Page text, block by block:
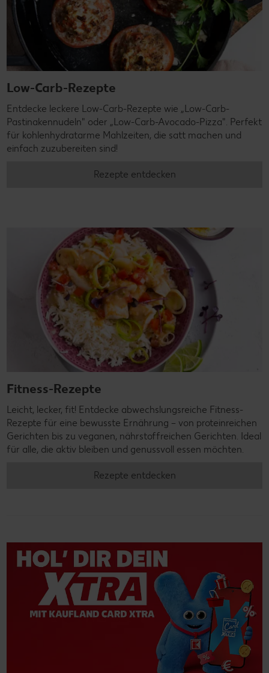
Low-Carb-Rezepte
Entdecke leckere Low-Carb-Rezepte wie „Low-Carb-
Pastinakennudeln" oder „Low-Carb-Avocado-Pizza". Perfekt
für kohlenhydratarme Mahlzeiten, die satt machen und
einfach zuzubereiten sind!
Rezepte entdecken
Fitness-Rezepte
Leicht, lecker, fit! Entdecke abwechslungsreiche Fitness-
Rezepte für eine bewusste Ernährung – von proteinreichen
Gerichten bis zu veganen, nährstoffreichen Gerichten. Ideal
für alle, die aktiv bleiben und genussvoll essen möchten.
Rezepte entdecken